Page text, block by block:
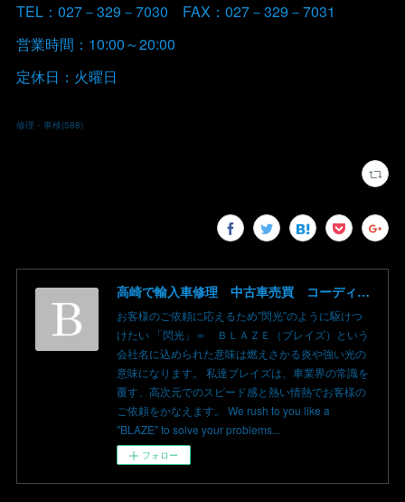
TEL：027－329－7030 FAX：027－329－7031
営業時間：10:00～20:00
定休日：火曜日
修理・車検(588)
高崎で輸入車修理 中古車売買 コーディングならBLAZE（ブレイズ）へ│BLAZE Total Car Support & Modify in Takasaki Gunma
お客様のご依頼に応えるため”閃光”のように駆けつ
けたい 「閃光」＝ ＢＬＡＺＥ（ブレイズ）という
会社名に込められた意味は燃えさかる炎や強い光の
意味になります。 私達ブレイズは、車業界の常識を
覆す、高次元でのスピード感と熱い情熱でお客様の
ご依頼をかなえます。 We rush to you like a
"BLAZE" to solve your problems...
フォロー